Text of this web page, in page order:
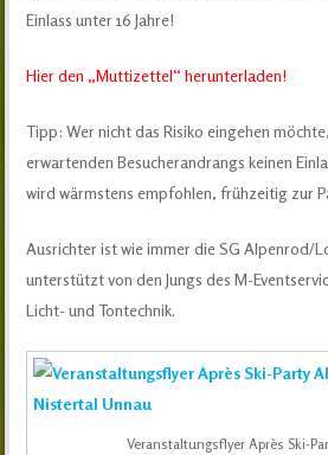
Einlass unter 16 Jahre!
Hier den „Muttizettel“ herunterladen!
Tipp: Wer nicht das Risiko eingehen
erwartenden Besucherandrangs keinen
wird wärmstens empfohlen, frühzeitig zur
Ausrichter ist wie immer die SG Alpenrod/
unterstützt von den Jungs des M-
Licht- und Tontechnik.
Veranstaltungsflyer Après Ski-